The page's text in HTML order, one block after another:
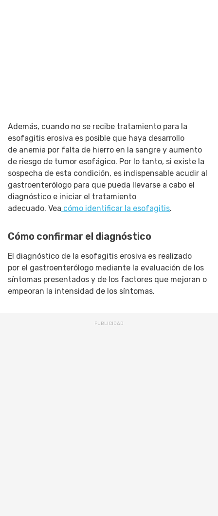
Además, cuando no se recibe tratamiento para la
esofagitis erosiva es posible que haya desarrollo
de anemia por falta de hierro en la sangre y aumento
de riesgo de tumor esofágico. Por lo tanto, si existe la
sospecha de esta condición, es indispensable acudir al
gastroenterólogo para que pueda llevarse a cabo el
diagnóstico e iniciar el tratamiento
adecuado. Vea cómo identificar la esofagitis.
Cómo confirmar el diagnóstico
El diagnóstico de la esofagitis erosiva es realizado
por el gastroenterólogo mediante la evaluación de los
síntomas presentados y de los factores que mejoran o
empeoran la intensidad de los síntomas.